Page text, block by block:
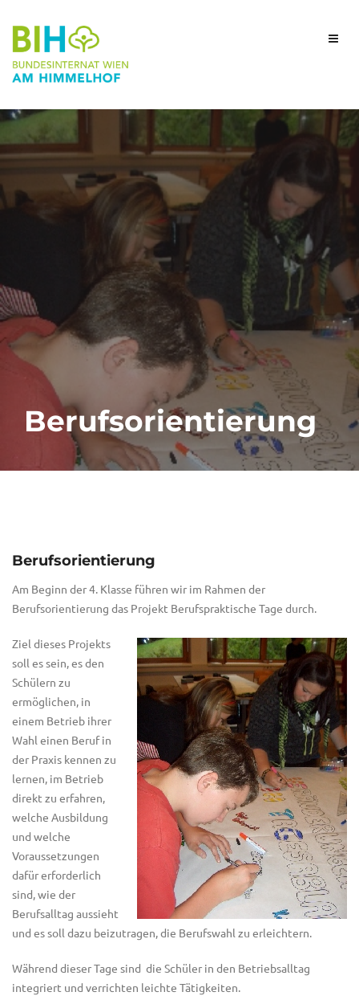
Berufsorientierung
Berufsorientierung
Am Beginn der 4. Klasse führen wir im Rahmen der
Berufsorientierung das Projekt Berufspraktische Tage durch.
Ziel dieses Projekts
soll es sein, es den
Schülern zu
ermöglichen, in
einem Betrieb ihrer
Wahl einen Beruf in
der Praxis kennen zu
lernen, im Betrieb
direkt zu erfahren,
welche Ausbildung
und welche
Voraussetzungen
dafür erforderlich
sind, wie der
Berufsalltag aussieht
und es soll dazu beizutragen, die Berufswahl zu erleichtern.
Während dieser Tage sind die Schüler in den Betriebsalltag
integriert und verrichten leichte Tätigkeiten.